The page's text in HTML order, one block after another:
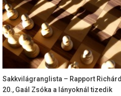
Sakkvilágranglista – Rapport Richárd
20., Gaál Zsóka a lányoknál tizedik